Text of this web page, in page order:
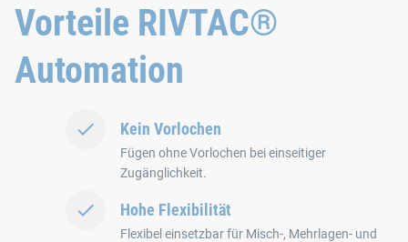
Vorteile RIVTAC®
Automation
Kein Vorlochen
Fügen ohne Vorlochen bei einseitiger
Zugänglichkeit.
Hohe Flexibilität
Flexibel einsetzbar für Misch‑, Mehrlagen‑ und